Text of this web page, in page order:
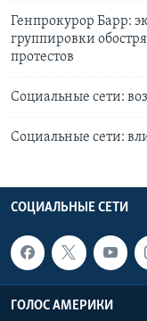
Генпрокурор Барр:
группировки
протестов
Социальные сети:
Социальные сети:
СОЦИАЛЬНЫЕ СЕТИ
ГОЛОС АМЕРИКИ